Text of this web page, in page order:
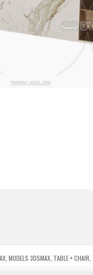
, MODELS 3DSMAX, TABLE + CHAIR